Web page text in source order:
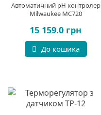
Автоматичний pH контролер
Milwaukee MC720
15 159.0 грн
До кошика